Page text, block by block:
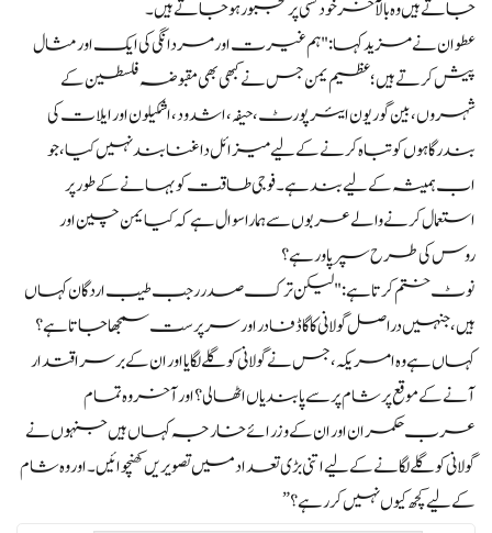
جاتے ہیں وہ بالآخر خودکشی پر مجبور ہو جاتے ہیں۔
عطوان نے مزید کہا: "ہم غیرت اور مردانگی کی ایک اور مثال
پیش کرتے ہیں؛ عظیم یمن جس نے کبھی بھی مقبوضہ فلسطین کے
شہروں، بین گوریون ایئرپورٹ، حیفہ، اشدود، اشکیلون اور ایلات کی
بندرگاہوں کو تباہ کرنے کے لیے میزائل داغنا بند نہیں کیا، جو
اب ہمیشہ کے لیے بند ہے۔ فوجی طاقت کو بہانے کے طور پر
استعمال کرنے والے عربوں سے ہمارا سوال ہے کہ کیا یمن چین اور
روس کی طرح سپر پاور ہے؟
نوٹ ختم کرتا ہے: "لیکن ترک صدر رجب طیب اردگان کہاں
ہیں، جنہیں دراصل گولانی کا گاڈ فادر اور سرپرست سمجھا جاتا ہے؟
کہاں ہے وہ امریکہ، جس نے گولانی کو گلے لگایا اور ان کے برسراقتدار
آنے کے موقع پر شام پر سے پابندیاں اٹھا لی؟ اور آخر وہ تمام
عرب حکمران اور ان کے وزرائے خارجہ کہاں ہیں جنہوں نے
گولانی کو گلے لگانے کے لیے اتنی بڑی تعداد میں تصویریں کھنچوائیں۔ اور وہ شام
کے لیے کچھ کیوں نہیں کر رہے؟”